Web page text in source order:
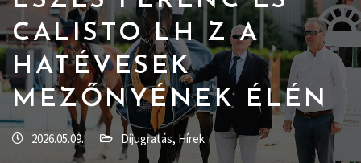
CALISTO LH Z A
HATÉVESEK
MEZŐNYÉNEK ÉLÉN
2026.05.09. Díjugratás, Hírek